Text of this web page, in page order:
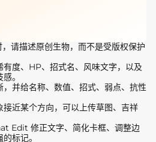
请描述原创生物，而不是受版权保护
有度、HP、招式名、风味文字，以及
。
，并给名称、数值、招式、弱点、抗性
接近某个方向，可以上传草图、吉祥
Edit 修正文字、简化卡框、调整边
标记。